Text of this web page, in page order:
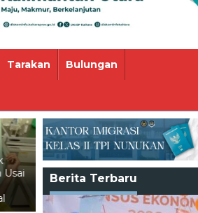
Tarakan Bulungan
Ramadhan dan Pekikan dari
Saf Paling Belakang
Berita Terbaru